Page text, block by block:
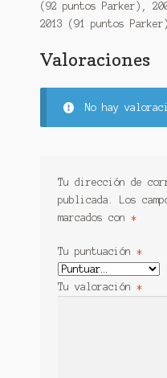
(92 puntos Parker),
2013 (91 puntos
Valoraciones
No hay
Tu dirección de
publicada.
Los
marcados con *
Tu puntuación *
Tu valoración *